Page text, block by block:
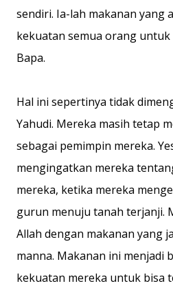
sendiri. Ia-lah makanan yang
kekuatan semua orang
Bapa.
Hal ini sepertinya tidak
Yahudi. Mereka masih tetap
sebagai pemimpin mereka.
mengingatkan mereka
mereka, ketika mereka
gurun menuju tanah terjanji.
Allah dengan makanan yang
manna. Makanan ini menjadi
kekuatan mereka untuk bisa